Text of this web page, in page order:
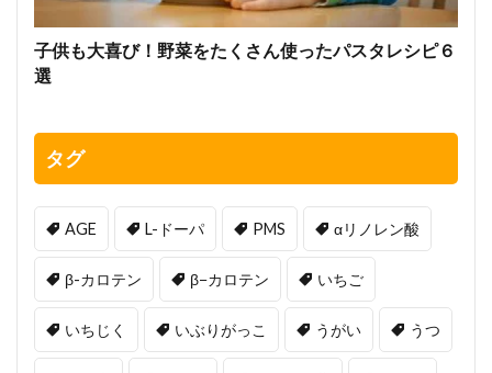
子供も大喜び！野菜をたくさん使ったパスタレシピ６
選
タグ
AGE L-ドーパ PMS αリノレン酸
β-カロテン β−カロテン いちご
いちじく いぶりがっこ うがい うつ